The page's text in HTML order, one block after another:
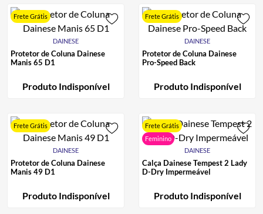
Frete Grátis
DAINESE
Protetor de Coluna Dainese
Manis 65 D1
Produto Indisponível
Frete Grátis
DAINESE
Protetor de Coluna Dainese
Pro-Speed Back
Produto Indisponível
Frete Grátis
DAINESE
Protetor de Coluna Dainese
Manis 49 D1
Produto Indisponível
Frete Grátis
Feminino
DAINESE
Calça Dainese Tempest 2 Lady
D-Dry Impermeável
Produto Indisponível